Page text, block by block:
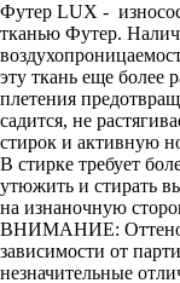
Футер LUX -
тканью Футер.
эту ткань еще более
плетения
садится, не
стирок и активную
В стирке требует
утюжить и стирать
на изнаночную
ВНИМАНИЕ: Оттенок
зависимости от
незначительные